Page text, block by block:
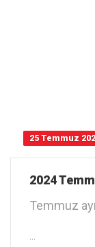
25 Temmuz
2024
Temmuz